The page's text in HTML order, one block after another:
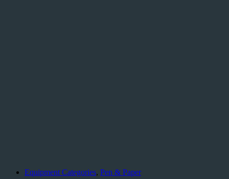
Equipment Categories, Pen & Paper